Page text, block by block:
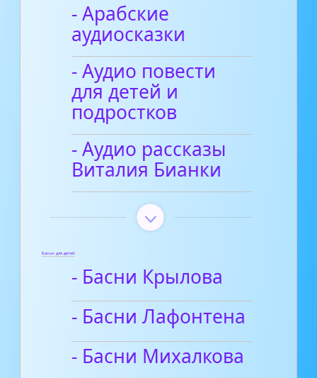
- Арабские
аудиосказки
- Аудио повести
для детей и
подростков
- Аудио рассказы
Виталия Бианки
Басни для детей
- Басни Крылова
- Басни Лафонтена
- Басни Михалкова